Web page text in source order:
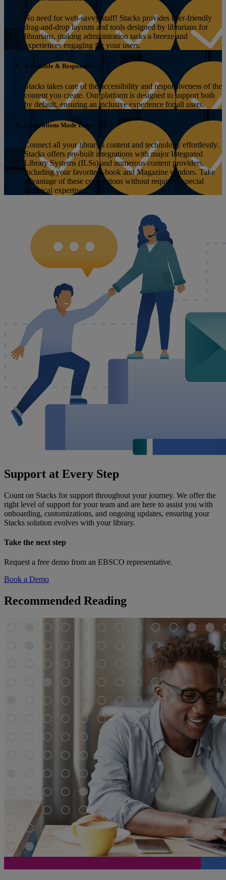
No need for web-savvy staff! Stacks provides user-friendly
drag-and-drop layouts and tools designed by librarians for
librarians, making administration tasks a breeze and
experiences engaging for your users.
Accessible & Responsive
Stacks takes care of the accessibility and responsiveness of the
content you create. Our platform is designed to support both
by default, ensuring an inclusive experience for all users.
Integrations Made Easy
Connect all your library's content and technology effortlessly.
Stacks offers pre-built integrations with major Integrated
Library Systems (ILSs) and numerous content providers,
including your favorite e-book and Magazine vendors. Take
advantage of these connections without requiring special
technical expertise.
Support at Every Step
Count on Stacks for support throughout your journey. We offer the
right level of support for your team and are here to assist you with
onboarding, customizations, and ongoing updates, ensuring your
Stacks solution evolves with your library.
Take the next step
Request a free demo from an EBSCO representative.
Book a Demo
Recommended Reading